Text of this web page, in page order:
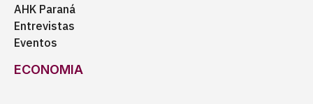
AHK Paraná
Entrevistas
Eventos
ECONOMIA